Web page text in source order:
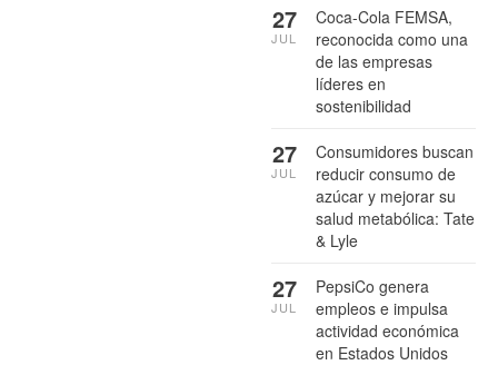
Coca-Cola FEMSA,
reconocida como una
de las empresas
líderes en
sostenibilidad
27
JUL
Consumidores buscan
reducir consumo de
azúcar y mejorar su
salud metabólica: Tate
& Lyle
27
JUL
PepsiCo genera
empleos e impulsa
actividad económica
en Estados Unidos
27
JUL